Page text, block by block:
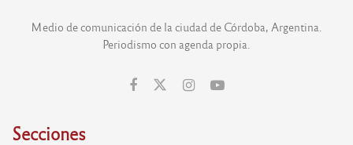
Medio de comunicación de la ciudad de Córdoba, Argentina.
Periodismo con agenda propia.
Secciones